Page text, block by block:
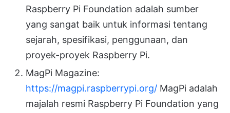
Raspberry Pi Foundation adalah sumber
yang sangat baik untuk informasi tentang
sejarah, spesifikasi, penggunaan, dan
proyek-proyek Raspberry Pi.
MagPi Magazine:
https://magpi.raspberrypi.org/ MagPi adalah
majalah resmi Raspberry Pi Foundation yang